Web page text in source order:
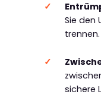
Sie den
sichere